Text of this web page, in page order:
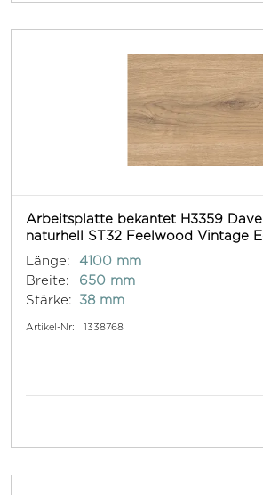
Arbeitsplatte bekantet H3359
naturhell ST32 Feelwood Vintage
Länge:
4100 mm
Breite:
650 mm
Stärke:
38 mm
Artikel-Nr: 1338768